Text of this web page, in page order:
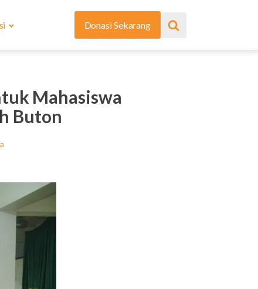
Donasi Sekarang
Mahasiswa
Buton